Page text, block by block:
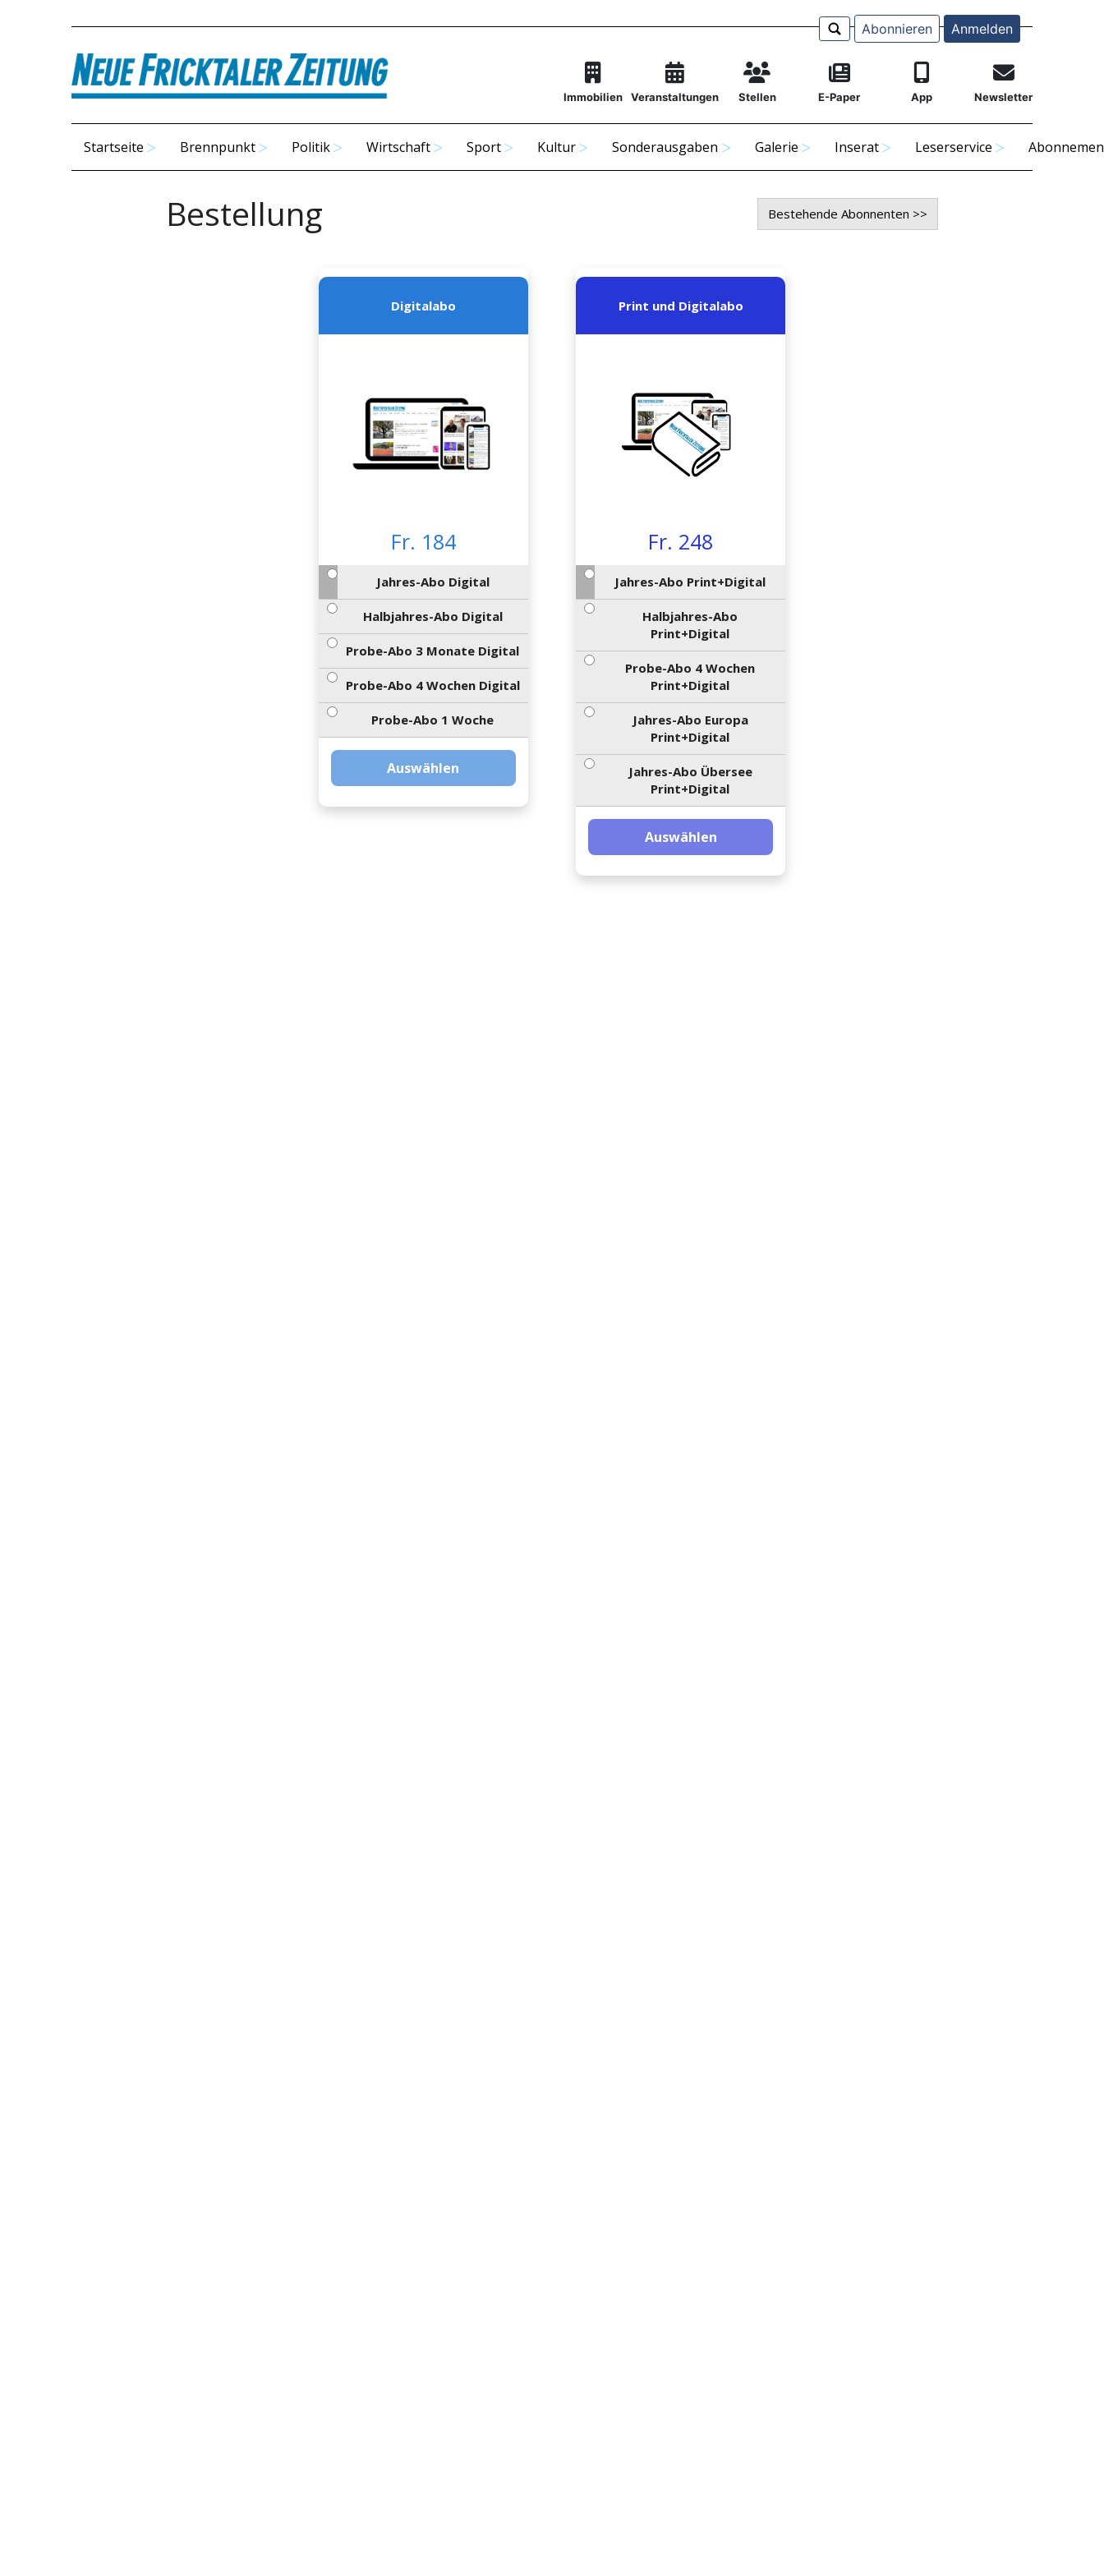
Abonnieren Anmelden
Immobilien Veranstaltungen Stellen E-Paper App Newsletter
Startseite Brennpunkt Politik Wirtschaft Sport Kultur Sonderausgaben Galerie Inserat Leserservice